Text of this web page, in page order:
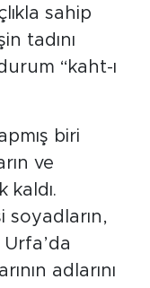
sahip
tadını
“kaht-ı
biri
ve
kaldı.
soyadların,
adlarını